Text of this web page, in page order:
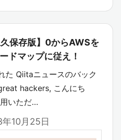
保存版】0からAWSを
ドマップに従え！
Qiitaニュースのバック
hackers, こんにち
いただ…
10月25日